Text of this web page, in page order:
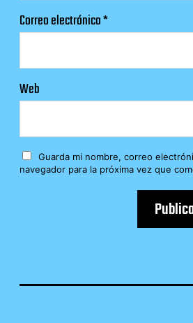
Correo electrónico*
Web
Guarda mi nombre, correo
navegador para la próxima vez que